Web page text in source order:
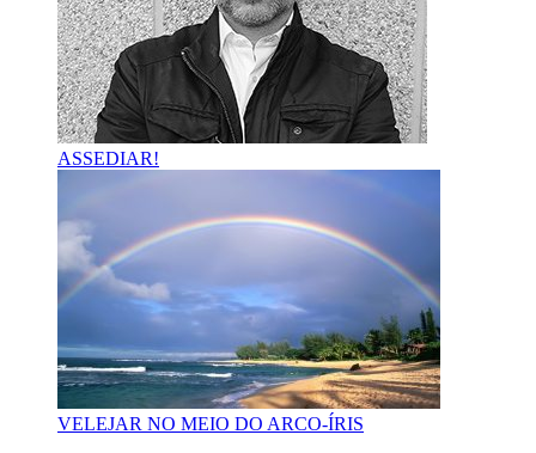
ASSEDIAR!
VELEJAR NO MEIO DO ARCO-ÍRIS